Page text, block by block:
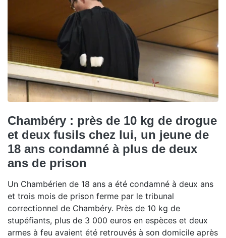
Chambéry : près de 10 kg de drogue
et deux fusils chez lui, un jeune de
18 ans condamné à plus de deux
ans de prison
Un Chambérien de 18 ans a été condamné à deux ans
et trois mois de prison ferme par le tribunal
correctionnel de Chambéry. Près de 10 kg de
stupéfiants, plus de 3 000 euros en espèces et deux
armes à feu avaient été retrouvés à son domicile après